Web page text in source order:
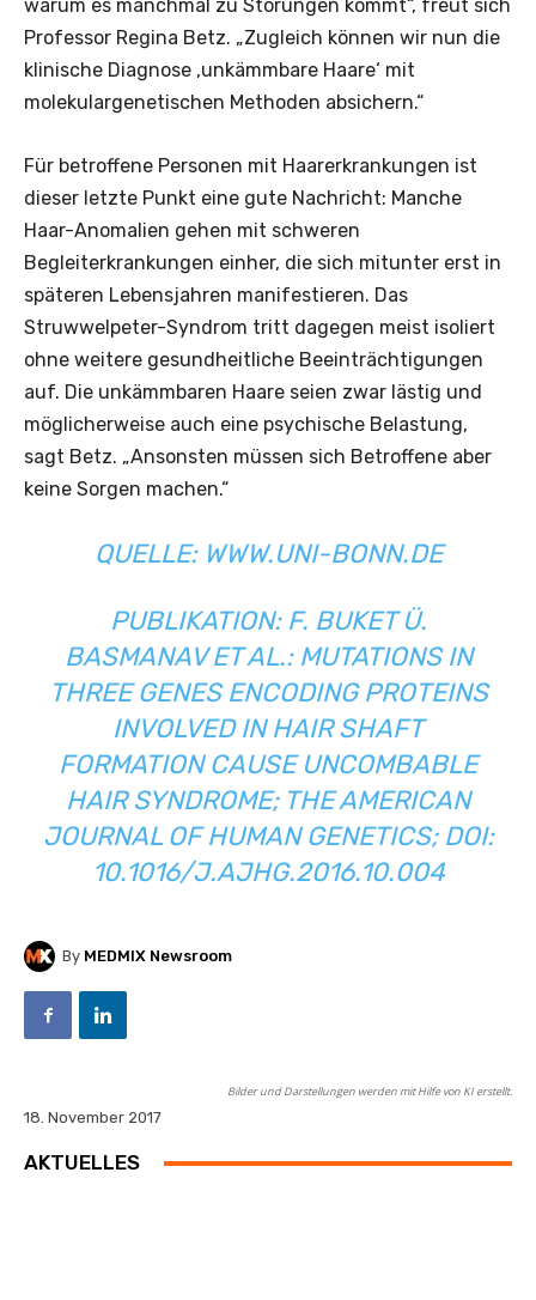
warum es manchmal zu Störungen kommt“, freut sich
Professor Regina Betz. „Zugleich können wir nun die
klinische Diagnose ‚unkämmbare Haare‘ mit
molekulargenetischen Methoden absichern.“
Für betroffene Personen mit Haarerkrankungen ist
dieser letzte Punkt eine gute Nachricht: Manche
Haar-Anomalien gehen mit schweren
Begleiterkrankungen einher, die sich mitunter erst in
späteren Lebensjahren manifestieren. Das
Struwwelpeter-Syndrom tritt dagegen meist isoliert
ohne weitere gesundheitliche Beeinträchtigungen
auf. Die unkämmbaren Haare seien zwar lästig und
möglicherweise auch eine psychische Belastung,
sagt Betz. „Ansonsten müssen sich Betroffene aber
keine Sorgen machen.“
QUELLE: WWW.UNI-BONN.DE
PUBLIKATION: F. BUKET Ü.
BASMANAV ET AL.: MUTATIONS IN
THREE GENES ENCODING PROTEINS
INVOLVED IN HAIR SHAFT
FORMATION CAUSE UNCOMBABLE
HAIR SYNDROME; THE AMERICAN
JOURNAL OF HUMAN GENETICS; DOI:
10.1016/J.AJHG.2016.10.004
By MEDMIX Newsroom
Bilder und Darstellungen werden mit Hilfe von KI erstellt.
18. November 2017
AKTUELLES